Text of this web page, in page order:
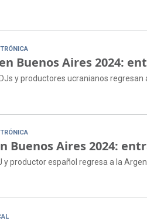
Buenos Aires 2024:
DJs y productores ucranianos regresan
Buenos Aires 2024:
y productor español regresa a la